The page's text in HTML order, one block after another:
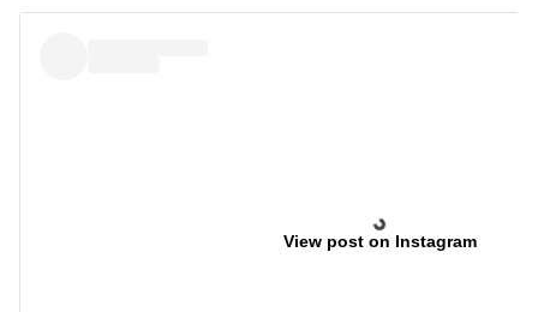
View post on Instagram